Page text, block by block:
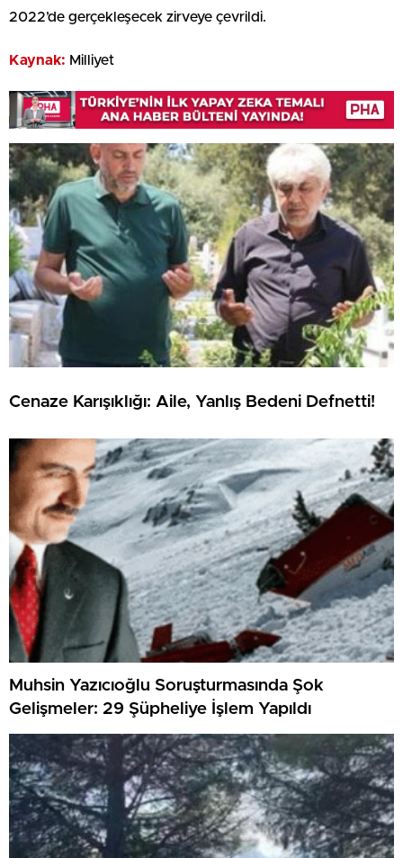
2022’de gerçekleşecek zirveye çevrildi.
Kaynak: Milliyet
Cenaze Karışıklığı: Aile, Yanlış Bedeni Defnetti!
Muhsin Yazıcıoğlu Soruşturmasında Şok
Gelişmeler: 29 Şüpheliye İşlem Yapıldı